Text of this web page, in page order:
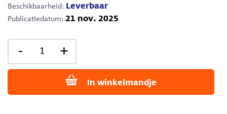
Beschikbaarheid: Leverbaar
Publicatiedatum: 21 nov. 2025
- +
In winkelmandje